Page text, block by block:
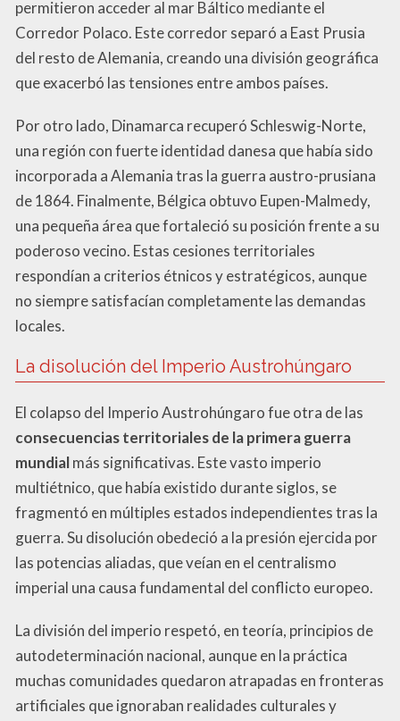
permitieron acceder al mar Báltico mediante el
Corredor Polaco. Este corredor separó a East Prusia
del resto de Alemania, creando una división geográfica
que exacerbó las tensiones entre ambos países.
Por otro lado, Dinamarca recuperó Schleswig-Norte,
una región con fuerte identidad danesa que había sido
incorporada a Alemania tras la guerra austro-prusiana
de 1864. Finalmente, Bélgica obtuvo Eupen-Malmedy,
una pequeña área que fortaleció su posición frente a su
poderoso vecino. Estas cesiones territoriales
respondían a criterios étnicos y estratégicos, aunque
no siempre satisfacían completamente las demandas
locales.
La disolución del Imperio Austrohúngaro
El colapso del Imperio Austrohúngaro fue otra de las
consecuencias territoriales de la primera guerra
mundialmás significativas. Este vasto imperio
multiétnico, que había existido durante siglos, se
fragmentó en múltiples estados independientes tras la
guerra. Su disolución obedeció a la presión ejercida por
las potencias aliadas, que veían en el centralismo
imperial una causa fundamental del conflicto europeo.
La división del imperio respetó, en teoría, principios de
autodeterminación nacional, aunque en la práctica
muchas comunidades quedaron atrapadas en fronteras
artificiales que ignoraban realidades culturales y